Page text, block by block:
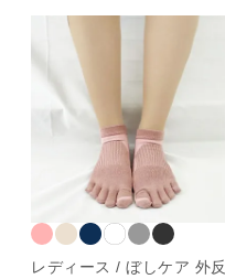
レディース / ぼしケア 外反